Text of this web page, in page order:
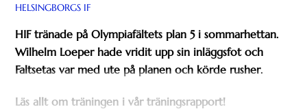
HELSINGBORGS IF
HIF tränade på Olympiafältets plan 5 i sommarhettan.
Wilhelm Loeper hade vridit upp sin inläggsfot och
Faltsetas var med ute på planen och körde rusher.
Läs allt om träningen i vår träningsrapport!